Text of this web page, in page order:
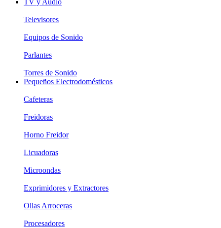
Televisores
Equipos de Sonido
Parlantes
Torres de Sonido
Pequeños Electrodomésticos
Cafeteras
Freidoras
Horno Freidor
Licuadoras
Microondas
Exprimidores y Extractores
Ollas Arroceras
Procesadores